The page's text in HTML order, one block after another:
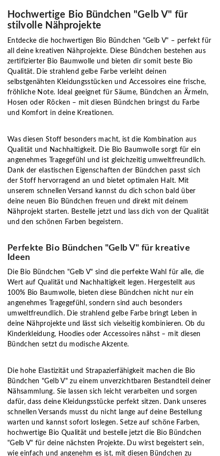
Hochwertige Bio Bündchen "Gelb V" für
stilvolle Nähprojekte
Entdecke die hochwertigen Bio Bündchen "Gelb V" – perfekt für
all deine kreativen Nähprojekte. Diese Bündchen bestehen aus
zertifizierter Bio Baumwolle und bieten dir somit beste Bio
Qualität. Die strahlend gelbe Farbe verleiht deinen
selbstgenähten Kleidungsstücken und Accessoires eine frische,
fröhliche Note. Ideal geeignet für Säume, Bündchen an Ärmeln,
Hosen oder Röcken – mit diesen Bündchen bringst du Farbe
und Komfort in deine Kreationen.
Was diesen Stoff besonders macht, ist die Kombination aus
Qualität und Nachhaltigkeit. Die Bio Baumwolle sorgt für ein
angenehmes Tragegefühl und ist gleichzeitig umweltfreundlich.
Dank der elastischen Eigenschaften der Bündchen passt sich
der Stoff hervorragend an und bietet optimalen Halt. Mit
unserem schnellen Versand kannst du dich schon bald über
deine neuen Bio Bündchen freuen und direkt mit deinem
Nähprojekt starten. Bestelle jetzt und lass dich von der Qualität
und den schönen Farben begeistern.
Perfekte Bio Bündchen "Gelb V" für kreative
Ideen
Die Bio Bündchen "Gelb V" sind die perfekte Wahl für alle, die
Wert auf Qualität und Nachhaltigkeit legen. Hergestellt aus
100% Bio Baumwolle, bieten diese Bündchen nicht nur ein
angenehmes Tragegefühl, sondern sind auch besonders
umweltfreundlich. Die strahlend gelbe Farbe bringt Leben in
deine Nähprojekte und lässt sich vielseitig kombinieren. Ob du
Kinderkleidung, Hoodies oder Accessoires nähst – mit diesen
Bündchen setzt du modische Akzente.
Die hohe Elastizität und Strapazierfähigkeit machen die Bio
Bündchen "Gelb V" zu einem unverzichtbaren Bestandteil deiner
Nähsammlung. Sie lassen sich leicht verarbeiten und sorgen
dafür, dass deine Kleidungsstücke perfekt sitzen. Dank unseres
schnellen Versands musst du nicht lange auf deine Bestellung
warten und kannst sofort loslegen. Setze auf schöne Farben,
hochwertige Bio Qualität und bestelle jetzt die Bio Bündchen
"Gelb V" für deine nächsten Projekte. Du wirst begeistert sein,
wie einfach und angenehm es ist, mit diesen Bündchen zu